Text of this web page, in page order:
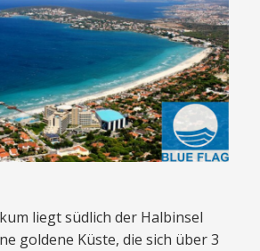
liegt südlich der Halbinsel
goldene Küste, die sich über 3